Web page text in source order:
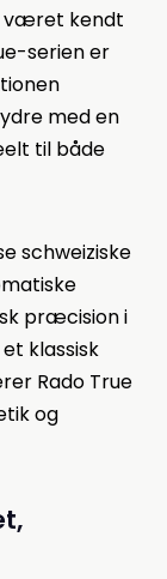
været kendt
serien er
med en
til både
schweiziske
præcision i
klassisk
Rado True
og